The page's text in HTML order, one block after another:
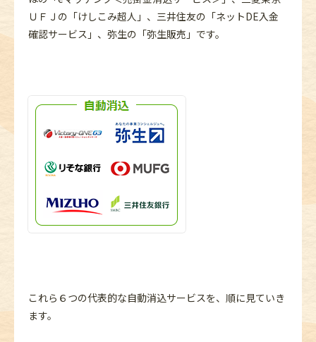
ＵＦＪの「けしこみ超人」、三井住友の「ネットDE入金
確認サービス」、弥生の「弥生販売」です。
これら６つの代表的な自動消込サービスを、順に見ていき
ます。